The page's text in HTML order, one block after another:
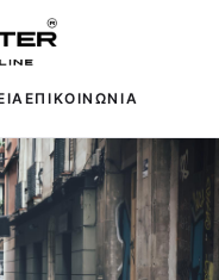
ΕΠΙΚΟΙΝΩΝΙΑ
Μπουφάν